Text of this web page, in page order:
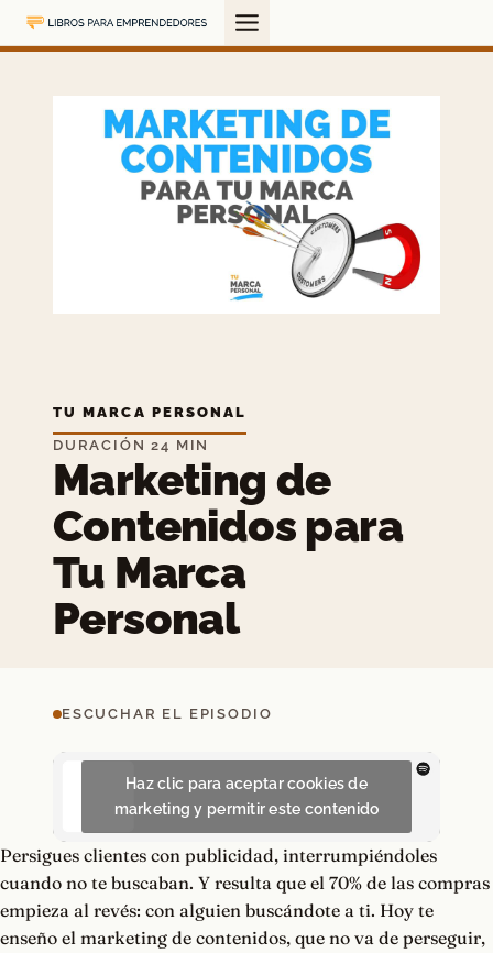
Saltar
al
TU MARCA PERSONAL
DURACIÓN 24 MIN
Marketing de
Contenidos para
Tu Marca
Personal
ESCUCHAR EL EPISODIO
Haz clic para aceptar cookies de
marketing y permitir este contenido
Persigues clientes con publicidad, interrumpiéndoles
cuando no te buscaban. Y resulta que el 70% de las compras
empieza al revés: con alguien buscándote a ti. Hoy te
enseño el marketing de contenidos, que no va de perseguir,